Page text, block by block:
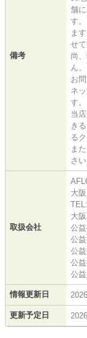
備考
舗
す
ま
せて
尚
ん。
お
ネ
す。
当
き
る
ま
さ
取扱会社
大
大
公
公
公
公
公
情報更新日
更新予定日